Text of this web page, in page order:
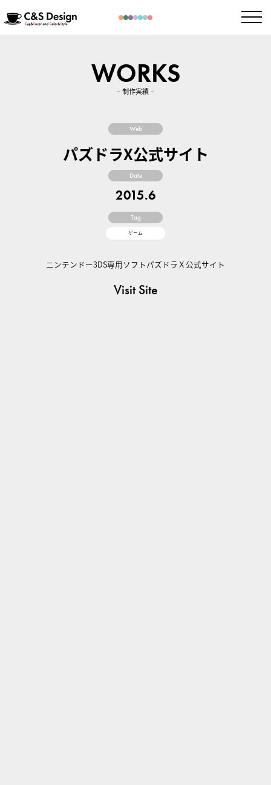
WORKS
– 制作実績 –
Web
パズドラX公式サイト
Date
2015.6
Tag
ゲーム
ニンテンドー3DS専用ソフトパズドラＸ公式サイト
Visit Site